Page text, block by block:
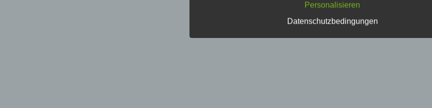
Verarbeitung ist jeder mit oder ohne Hilfe automatisierter Verfahren
Personalisieren
Datenschutzbedingungen